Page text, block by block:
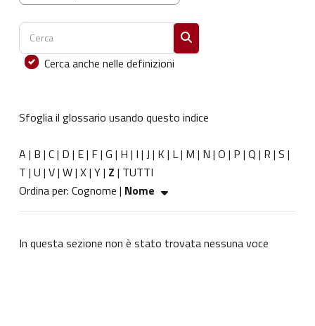
Cerca
Cerca
Cerca anche nelle definizioni
Sfoglia il glossario usando questo indice
A | B | C| D | E| F| G | H | I | J | K | L| M | N | O | P | Q | R | S |
T | U | V| W| X| Y| Z | TUTTI
Ordinato per Nome crescente
Ordina per: Cognome | Nome
In questa sezione non è stato trovata nessuna voce